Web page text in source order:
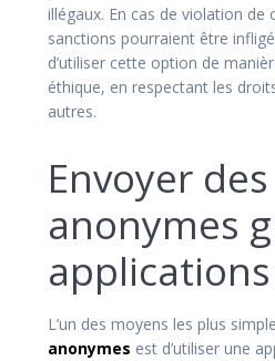
illégaux. En cas de violation de
sanctions pourraient être
d’utiliser cette option de
éthique, en respectant les
autres.
Envoyer
anonymes
L’un des moyens les plus
anonymes est d’utiliser une